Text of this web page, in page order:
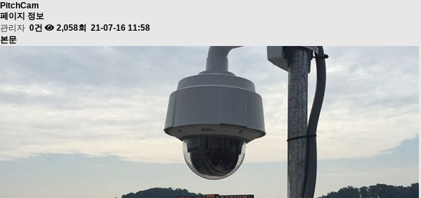
PitchCam
페이지 정보
관리자 0건 2,058회
21-07-16 11:58
본문